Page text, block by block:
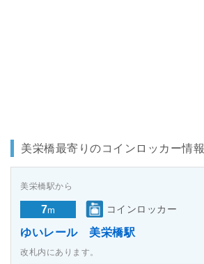
美栄橋最寄りのコインロッカー情報
美栄橋駅から
7m コインロッカー
ゆいレール 美栄橋駅
改札内にあります。